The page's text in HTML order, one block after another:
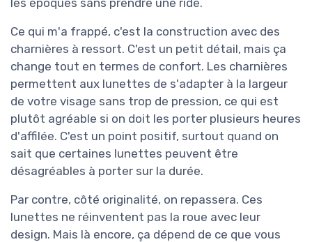
Ce qui m'a frappé, c'est la construction avec des
charnières à ressort. C'est un petit détail, mais ça
change tout en termes de confort. Les charnières
permettent aux lunettes de s'adapter à la largeur
de votre visage sans trop de pression, ce qui est
plutôt agréable si on doit les porter plusieurs heures
d'affilée. C'est un point positif, surtout quand on
sait que certaines lunettes peuvent être
désagréables à porter sur la durée.
Par contre, côté originalité, on repassera. Ces
lunettes ne réinventent pas la roue avec leur
design. Mais là encore, ça dépend de ce que vous